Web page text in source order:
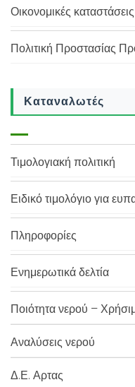
Οικονομικές καταστάσεις
Πολιτική Προστασίας
Καταναλωτές
Τιμολογιακή πολιτική
Ειδικό τιμολόγιο για
Πληροφορίες
Ενημερωτικά δελτία
Ποιότητα νερού –
Αναλύσεις νερού
Δ.Ε. Αρτας